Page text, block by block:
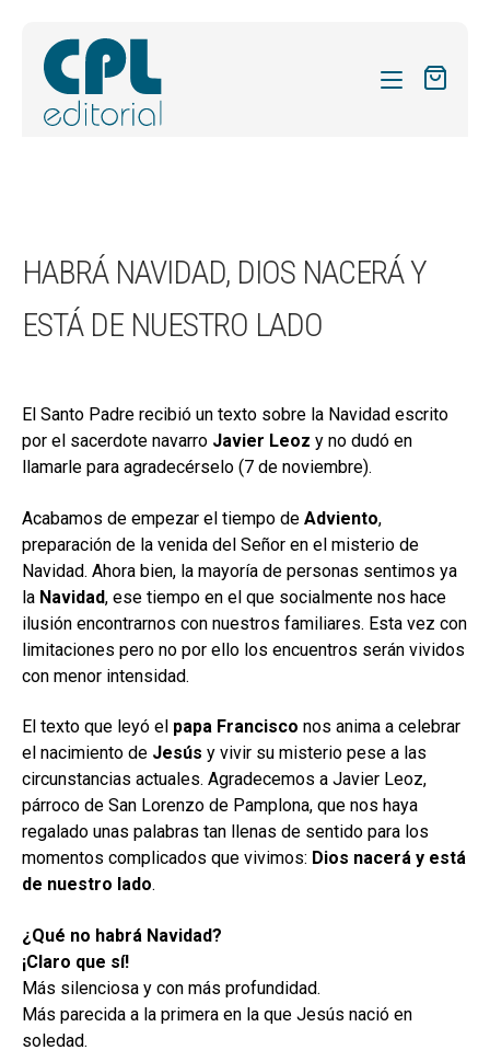
FORMAS
SOBRE NOSOTROS
hijo
menú
BLOG
CONTACTO
MI CUENTA
BUSCAR
CAT
ESP
HABRÁ NAVIDAD, DIOS NACERÁ Y
ESTÁ DE NUESTRO LADO
El Santo Padre recibió un texto sobre la Navidad escrito
por el sacerdote navarro Javier Leoz y no dudó en
llamarle para agradecérselo (7 de noviembre).
Acabamos de empezar el tiempo de Adviento,
preparación de la venida del Señor en el misterio de
Navidad. Ahora bien, la mayoría de personas sentimos ya
la Navidad, ese tiempo en el que socialmente nos hace
ilusión encontrarnos con nuestros familiares. Esta vez con
limitaciones pero no por ello los encuentros serán vividos
con menor intensidad.
El texto que leyó el papa Francisco nos anima a celebrar
el nacimiento de Jesús y vivir su misterio pese a las
circunstancias actuales. Agradecemos a Javier Leoz,
párroco de San Lorenzo de Pamplona, que nos haya
regalado unas palabras tan llenas de sentido para los
momentos complicados que vivimos: Dios nacerá y está
de nuestro lado.
¿Qué no habrá Navidad?
¡Claro que sí!
Más silenciosa y con más profundidad.
Más parecida a la primera en la que Jesús nació en
soledad.